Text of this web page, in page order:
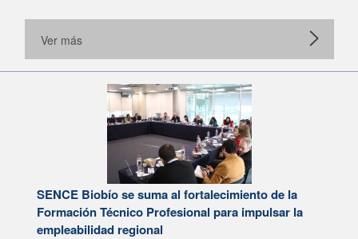
Ver más
SENCE Biobío se suma al fortalecimiento de la
Formación Técnico Profesional para impulsar la
empleabilidad regional